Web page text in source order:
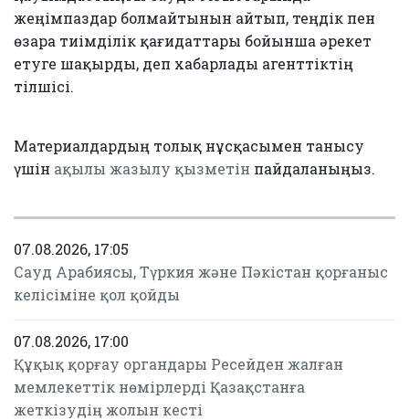
жеңімпаздар болмайтынын айтып, теңдік пен
өзара тиімділік қағидаттары бойынша әрекет
етуге шақырды, деп хабарлады агенттіктің
тілшісі.
Материалдардың толық нұсқасымен танысу
үшін ақылы жазылу қызметін пайдаланыңыз.
07.08.2026, 17:05
Сауд Арабиясы, Түркия және Пәкістан қорғаныс
келісіміне қол қойды
07.08.2026, 17:00
Құқық қорғау органдары Ресейден жалған
мемлекеттік нөмірлерді Қазақстанға
жеткізудің жолын кесті